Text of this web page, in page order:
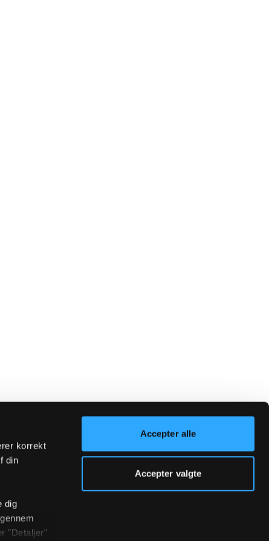
korrekt
din
dig
"Detaljer"
Accepter alle
Accepter valgte